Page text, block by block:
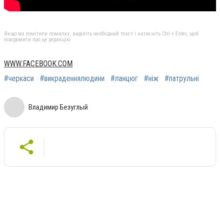
Якщо ви помітили помилку, виділіть необхідний текст і натисніть Ctrl + Enter, щоб
повідомити про це редакцію
WWW.FACEBOOK.COM
#черкаси
#викраденнялюдини #ланцюг #ніж #патрульні
Владимир Безуглый